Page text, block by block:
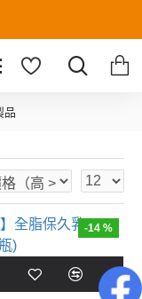
品
-14 %